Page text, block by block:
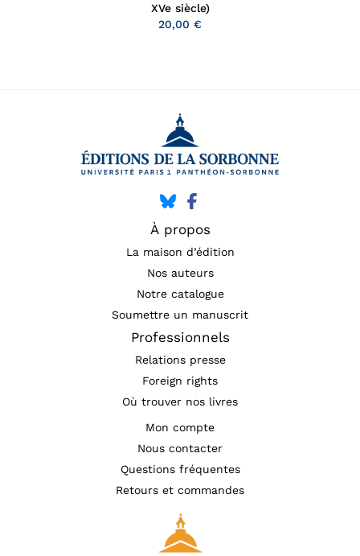
XVe siècle)
20,00 €
À propos
La maison d’édition
Nos auteurs
Notre catalogue
Soumettre un manuscrit
Professionnels
Relations presse
Foreign rights
Où trouver nos livres
Mon compte
Nous contacter
Questions fréquentes
Retours et commandes